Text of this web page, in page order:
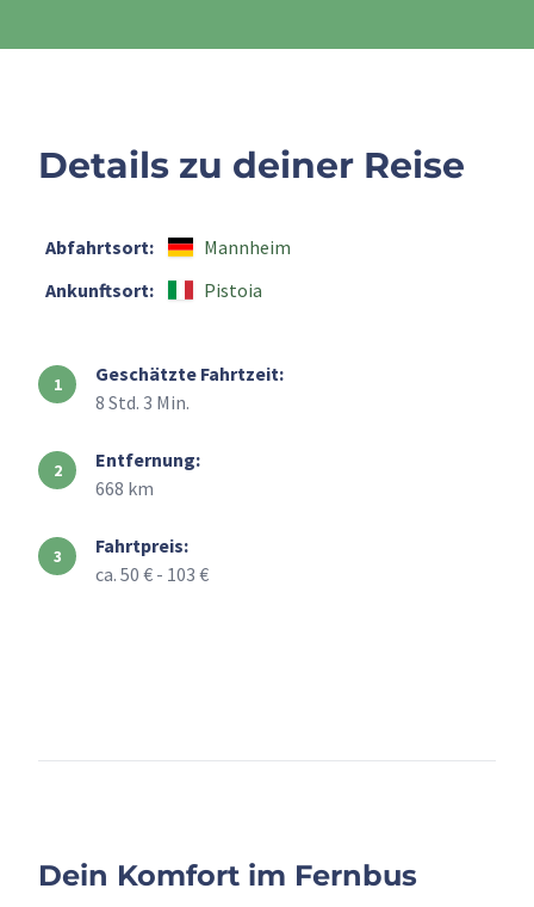
Details zu deiner Reise
Abfahrtsort:
Mannheim
Ankunftsort:
Pistoia
Geschätzte Fahrtzeit:
8 Std. 3 Min.
Entfernung:
668 km
Fahrtpreis:
ca. 50 € - 103 €
Dein Komfort im Fernbus